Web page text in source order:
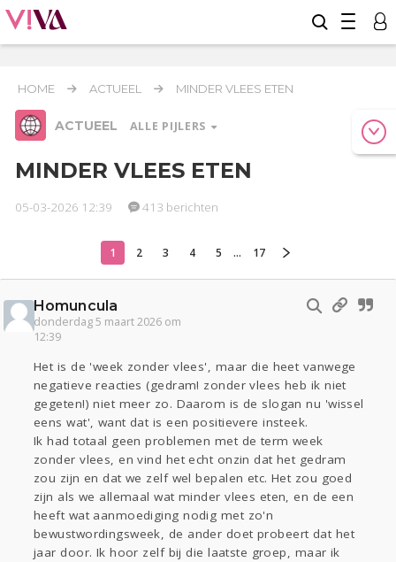
HOME ACTUEEL MINDER VLEES ETEN
ACTUEEL ALLE PIJLERS
Relaties Werk & Studie Geld & Recht
Actueel
Kinderen
Zwanger
Psyche Thuis
Klussen
Sport
Contact Viva zoekt
Aangeboden
Gevraagd
Horen Doen
Zien
Lezen
MINDER VLEES ETEN
05-03-2026 12:39 413 berichten
1 2 3 4 5 ... 17
Homuncula
donderdag 5 maart 2026 om
12:39
Het is de 'week zonder vlees', maar die heet vanwege
negatieve reacties (gedram! zonder vlees heb ik niet
gegeten!) niet meer zo. Daarom is de slogan nu 'wissel
eens wat', want dat is een positievere insteek.
Ik had totaal geen problemen met de term week
zonder vlees, en vind het echt onzin dat het gedram
zou zijn en dat we zelf wel bepalen etc. Het zou goed
zijn als we allemaal wat minder vlees eten, en de een
heeft wat aanmoediging nodig met zo'n
bewustwordingsweek, de ander doet probeert dat het
jaar door. Ik hoor zelf bij die laatste groep, maar ik